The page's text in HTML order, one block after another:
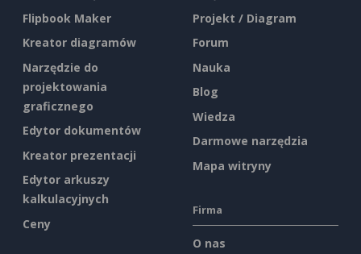
Flipbook Maker
Kreator diagramów
Narzędzie do
projektowania
graficznego
Edytor dokumentów
Kreator prezentacji
Edytor arkuszy
kalkulacyjnych
Ceny
Projekt / Diagram
Forum
Nauka
Blog
Wiedza
Darmowe narzędzia
Mapa witryny
Firma
O nas